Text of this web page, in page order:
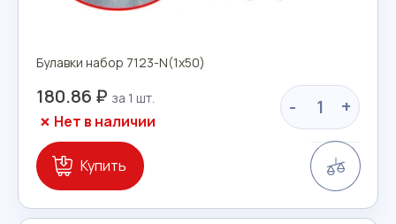
Булавки набор 7123-N(1х50)
180.86 ₽ - +
Нет в наличии
Купить